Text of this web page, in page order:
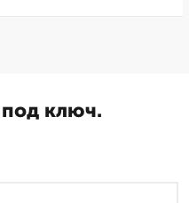
под ключ.